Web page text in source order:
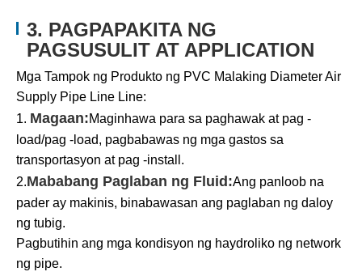
3. PAGPAPAKITA NG
PAGSUSULIT AT APPLICATION
Mga Tampok ng Produkto ng PVC Malaking Diameter Air
Supply Pipe Line Line:
1. Magaan:Maginhawa para sa paghawak at pag -
load/pag -load, pagbabawas ng mga gastos sa
transportasyon at pag -install.
2.Mababang Paglaban ng Fluid:Ang panloob na
pader ay makinis, binabawasan ang paglaban ng daloy
ng tubig.
Pagbutihin ang mga kondisyon ng haydroliko ng network
ng pipe.